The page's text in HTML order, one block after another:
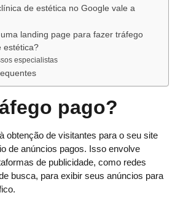
de estética no Google vale a
landing page para fazer tráfego
estética?
especialistas
pago?
obtenção de visitantes para o seu site
de anúncios pagos. Isso envolve
de publicidade, como redes
busca, para exibir seus anúncios para